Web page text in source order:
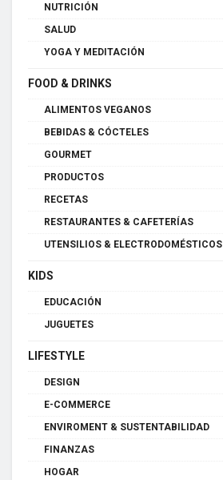
NUTRICIÓN
SALUD
YOGA Y MEDITACIÓN
FOOD & DRINKS
ALIMENTOS VEGANOS
BEBIDAS & CÓCTELES
GOURMET
PRODUCTOS
RECETAS
RESTAURANTES & CAFETERÍAS
UTENSILIOS & ELECTRODOMÉSTICOS
KIDS
EDUCACIÓN
JUGUETES
LIFESTYLE
DESIGN
E-COMMERCE
ENVIROMENT & SUSTENTABILIDAD
FINANZAS
HOGAR